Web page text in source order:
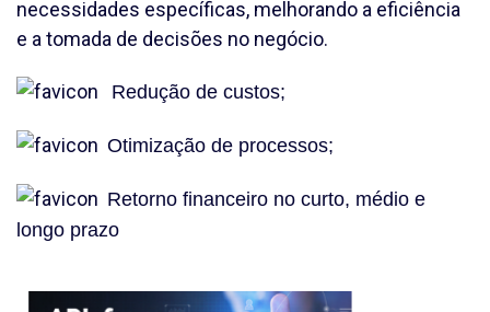
necessidades específicas, ​​melhorando a eficiência
e a tomada de decisões no negócio.
Redução de custos;
Otimização de processos;
Retorno financeiro no curto, médio e
longo prazo